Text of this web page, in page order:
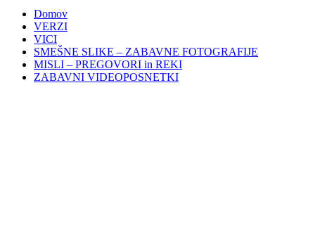
Domov
VERZI
VICI
SMEŠNE SLIKE – ZABAVNE FOTOGRAFIJE
MISLI – PREGOVORI in REKI
ZABAVNI VIDEOPOSNETKI